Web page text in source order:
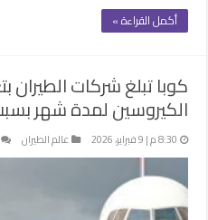
أكمل القراءة »
كوبا تبلغ شركات الطيران
الكيروسين لمدة شهر
8:30 م | 9 فبراير، 2026 عالم الطيران